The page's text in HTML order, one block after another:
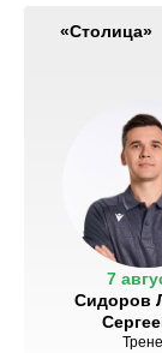
«Столица»
7
Сидоров